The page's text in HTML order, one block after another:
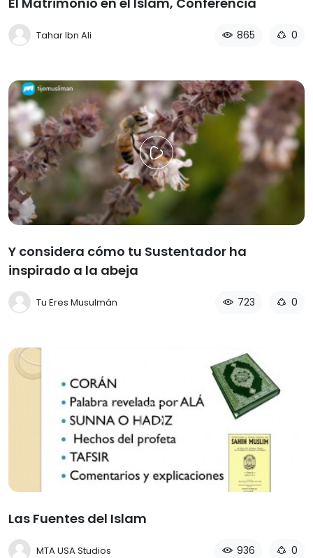
Tahar Ibn Ali 865 0
Y considera cómo tu Sustentador ha
inspirado a la abeja
Tu Eres Musulmán 723 0
Las Fuentes del Islam
MTA USA Studios 936 0